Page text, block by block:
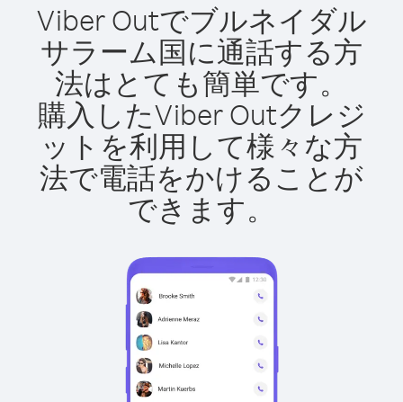
Viber Outでブルネイダル
サラーム国に通話する方
法はとても簡単です。
購入したViber Outクレジ
ットを利用して様々な方
法で電話をかけることが
できます。